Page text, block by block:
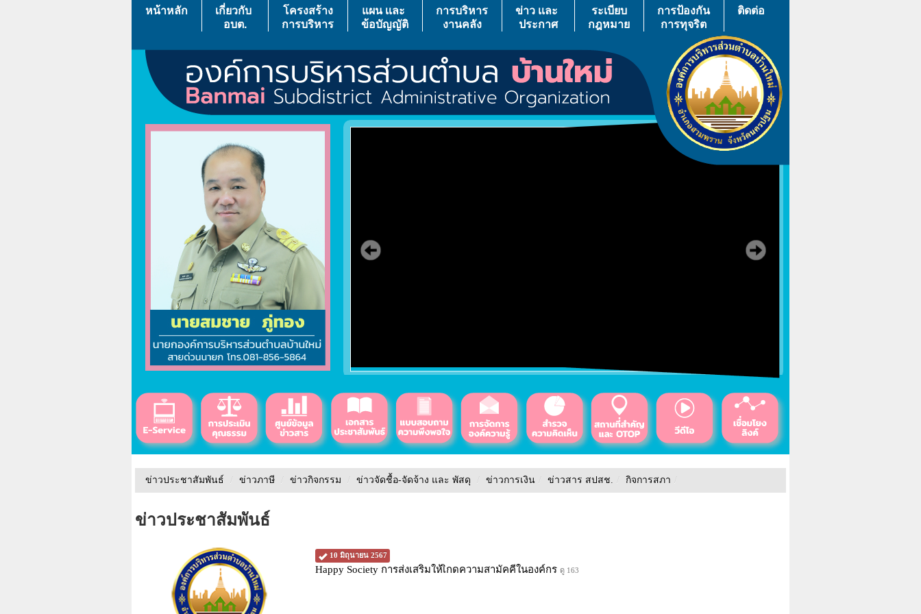
หน้าหลัก
เกี่ยวกับ
อบต.
โครงสร้าง
การบริหาร
แผน เเละ
ข้อบัญญัติ
การบริหาร
งานคลัง
ข่าว เเละ
ประกาศ
ระเบียบ
กฎหมาย
การป้องกัน
การทุจริต
ติดต่อ
ข่าวประชาสัมพันธ์ / ข่าวภาษี / ข่าวกิจกรรม / ข่าวจัดชื้อ-จัดจ้าง และ พัสดุ / ข่าวการเงิน / ข่าวสาร สปสช. / กิจการสภา /
ข่าวประชาสัมพันธ์
10 มิถุนายน 2567
Happy Society การส่งเสริมให้เิกดความสามัคคีในองค์กร ดู 163